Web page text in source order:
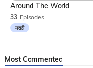
33 Episodes
मराठी
Around The World
Most Commented